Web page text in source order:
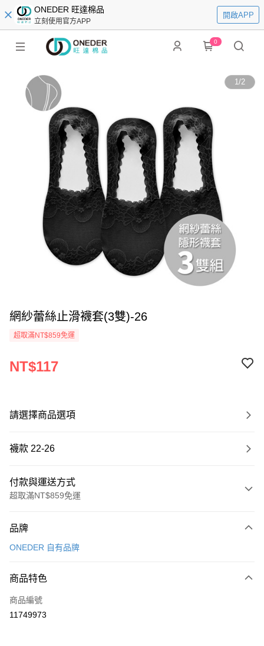
ONEDER 旺達棉品
立刻使用官方APP
開啟APP
0
1/2
網紗蕾絲止滑襪套(3雙)-26
超取滿NT$859免運
NT$117
請選擇商品選項
襪款 22-26
付款與運送方式
超取滿NT$859免運
信用卡一次付款
LINE Pay
Apple Pay
品牌
ONEDER 自有品牌
商品特色
商品編號
11749973